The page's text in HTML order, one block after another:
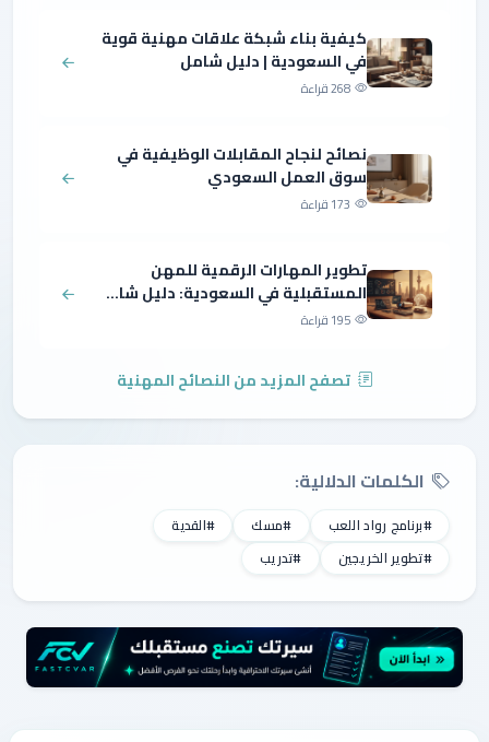
كيفية بناء شبكة علاقات مهنية قوية
في السعودية | دليل شامل
268 قراءة
نصائح لنجاح المقابلات الوظيفية في
سوق العمل السعودي
173 قراءة
تطوير المهارات الرقمية للمهن
المستقبلية في السعودية: دليل شا...
195 قراءة
تصفح المزيد من النصائح المهنية
الكلمات الدلالية:
#برنامج رواد اللعب #مسك
#القدية
#تطوير الخريجين
#تدريب